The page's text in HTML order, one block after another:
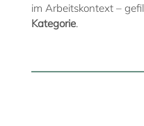
im Arbeitskontext –
Kategorie.